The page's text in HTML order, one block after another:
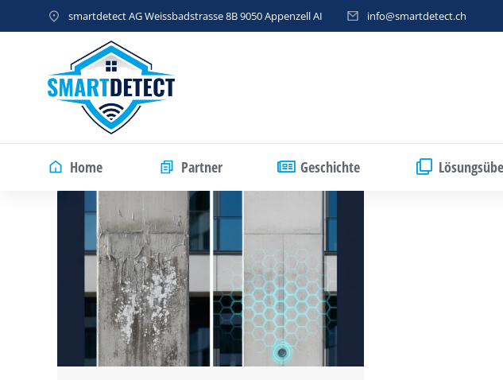
smartdetect AG Weissbadstrasse 8B 9050 Appenzell AI info@smartdetect.ch
Home Partner Geschichte